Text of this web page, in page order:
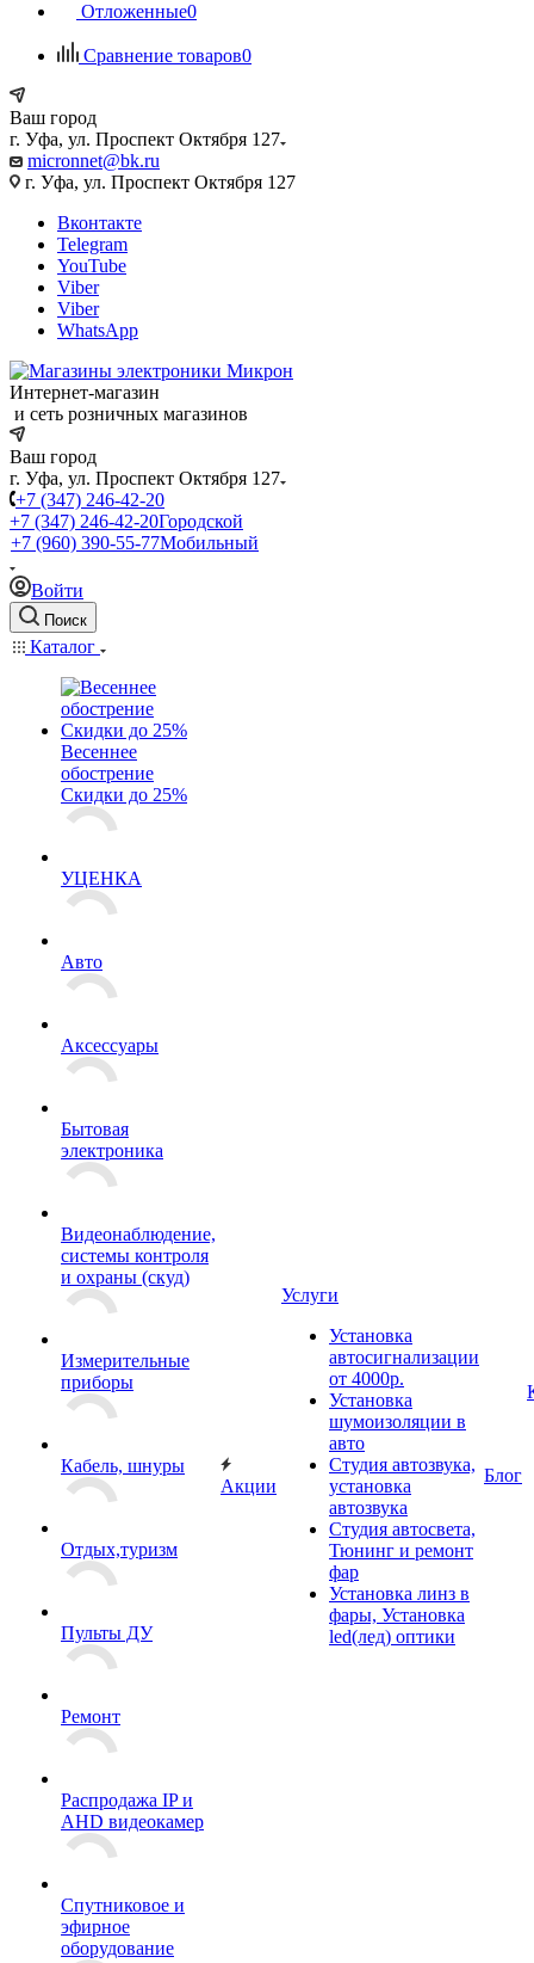
Отложенные0
Сравнение товаров0
Ваш город
г. Уфа, ул. Проспект Октября 127
micronnet@bk.ru
г. Уфа, ул. Проспект Октября 127
Вконтакте
Telegram
YouTube
Viber
Viber
WhatsApp
Интернет-магазин
и сеть розничных магазинов
Ваш город
г. Уфа, ул. Проспект Октября 127
+7 (347) 246-42-20
+7 (347) 246-42-20Городской
+7 (960) 390-55-77Мобильный
Войти
Поиск
Каталог
Весеннее
обострение
Скидки до 25%
УЦЕНКА
Авто
Аксессуары
Бытовая
электроника
Видеонаблюдение,
системы контроля
и охраны (скуд)
Измерительные
приборы
Кабель, шнуры
Отдых,туризм
Пульты ДУ
Ремонт
Распродажа IP и
AHD видеокамер
Спутниковое и
эфирное
оборудование
Акции
Услуги
Установка
автосигнализации
от 4000р.
Установка
шумоизоляции в
авто
Студия автозвука,
установка
автозвука
Студия автосвета,
Тюнинг и ремонт
фар
Установка линз в
фары, Установка
led(лед) оптики
Блог